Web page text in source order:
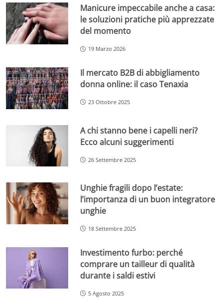
Manicure impeccabile anche a casa:
le soluzioni pratiche più apprezzate
del momento
19 Marzo 2026
Il mercato B2B di abbigliamento
donna online: il caso Tenaxia
23 Ottobre 2025
A chi stanno bene i capelli neri?
Ecco alcuni suggerimenti
26 Settembre 2025
Unghie fragili dopo l’estate:
l’importanza di un buon integratore
unghie
18 Settembre 2025
Investimento furbo: perché
comprare un tailleur di qualità
durante i saldi estivi
5 Agosto 2025